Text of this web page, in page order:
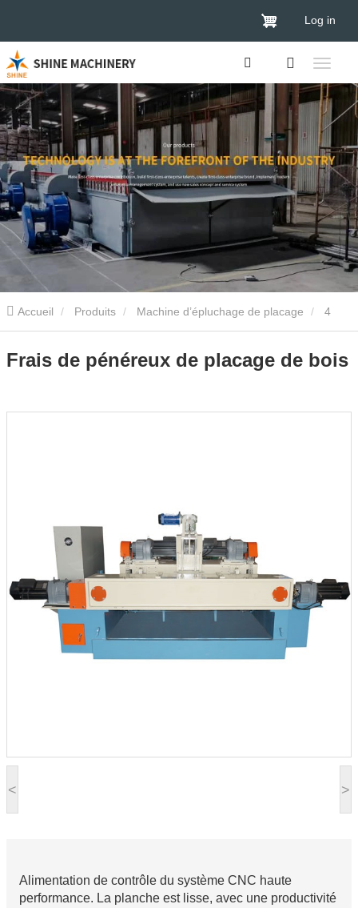
Log in
Accueil Produits Machine d’épluchage de placage 4
pieds machine d’épluchage de placage
< >
Frais de pénéreux de placage de bois
Alimentation de contrôle du système CNC haute
performance. La planche est lisse, avec une productivité